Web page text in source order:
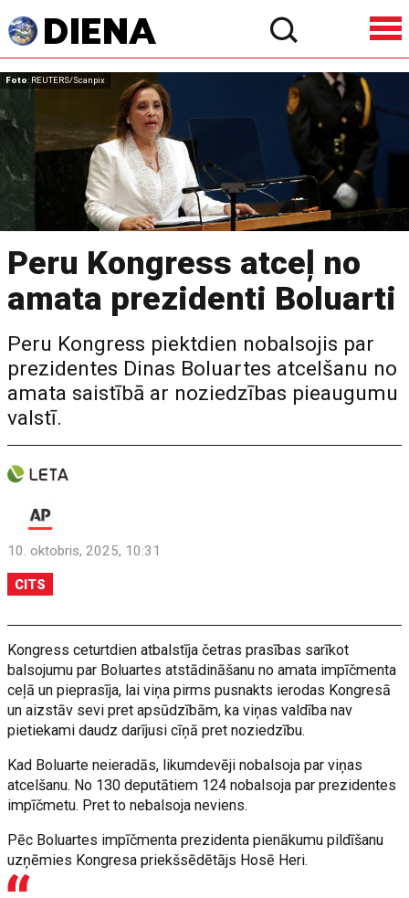
Foto: REUTERS/Scanpix
Peru Kongress atceļ no
amata prezidenti Boluarti
Peru Kongress piektdien nobalsojis par
prezidentes Dinas Boluartes atcelšanu no
amata saistībā ar noziedzības pieaugumu
valstī.
10. oktobris, 2025, 10:31
CITS
Kongress ceturtdien atbalstīja četras prasības sarīkot
balsojumu par Boluartes atstādināšanu no amata impīčmenta
ceļā un pieprasīja, lai viņa pirms pusnakts ierodas Kongresā
un aizstāv sevi pret apsūdzībām, ka viņas valdība nav
pietiekami daudz darījusi cīņā pret noziedzību.
Kad Boluarte neieradās, likumdevēji nobalsoja par viņas
atcelšanu. No 130 deputātiem 124 nobalsoja par prezidentes
impīčmetu. Pret to nebalsoja neviens.
Pēc Boluartes impīčmenta prezidenta pienākumu pildīšanu
uzņēmies Kongresa priekšsēdētājs Hosē Heri.